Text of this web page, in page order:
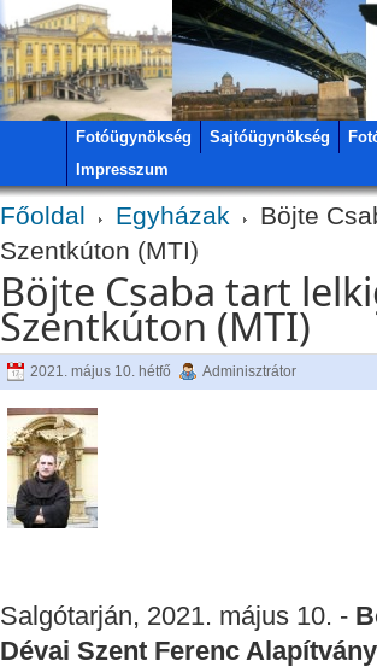
Fotóügynökség Sajtóügynökség
Impresszum
Főoldal Egyházak
Böjte
Szentkúton (MTI)
Böjte Csaba tart
Szentkúton (MTI)
2021. május 10. hétfő Adminisztrátor
Salgótarján, 2021. május 10. -
Dévai Szent Ferenc